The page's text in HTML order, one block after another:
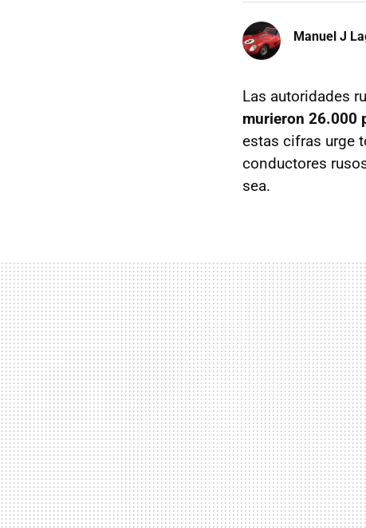
Manuel J
Las autoridades
murieron 26.000
estas cifras urge
conductores
sea.